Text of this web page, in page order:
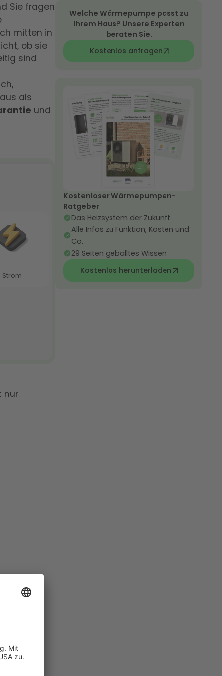
Sie fragen
mitten in
ob sie
sind
als
und
nur
Welche Wärmepumpe passt zu
Ihrem Haus? Unsere Experten
beraten Sie.
Kostenlos anfragen
Kostenloser Wärmepumpen-
Ratgeber
Das Heizsystem der Zukunft
Alle Infos zu Funktion, Kosten und
Co.
29 Seiten geballtes Wissen
Kostenlos herunterladen